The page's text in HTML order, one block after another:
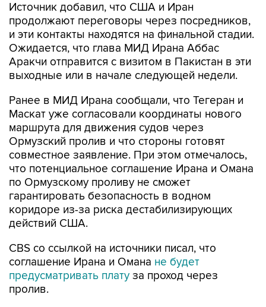
Источник добавил, что США и Иран
продолжают переговоры через посредников,
и эти контакты находятся на финальной стадии.
Ожидается, что глава МИД Ирана Аббас
Аракчи отправится с визитом в Пакистан в эти
выходные или в начале следующей недели.
Ранее в МИД Ирана сообщали, что Тегеран и
Маскат уже согласовали координаты нового
маршрута для движения судов через
Ормузский пролив и что стороны готовят
совместное заявление. При этом отмечалось,
что потенциальное соглашение Ирана и Омана
по Ормузскому проливу не сможет
гарантировать безопасность в водном
коридоре из-за риска дестабилизирующих
действий США.
CBS со ссылкой на источники писал, что
соглашение Ирана и Омана не будет
предусматривать плату за проход через
пролив.